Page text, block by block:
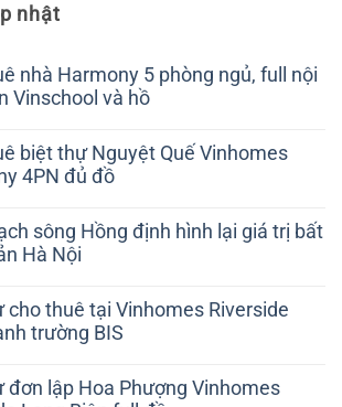
nhật
nhà Harmony 5 phòng ngủ, full nội
Vinschool và hồ
biệt thự Nguyệt Quế Vinhomes
4PN đủ đồ
sông Hồng định hình lại giá trị bất
Hà Nội
cho thuê tại Vinhomes Riverside
trường BIS
đơn lập Hoa Phượng Vinhomes